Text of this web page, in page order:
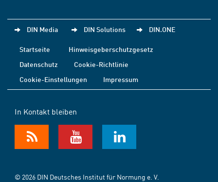
DIN Media DIN Solutions DIN.ONE
Startseite
Hinweisgeberschutzgesetz
Datenschutz
Cookie-Richtlinie
Cookie-Einstellungen
Impressum
In Kontakt bleiben
© 2026 DIN Deutsches Institut für Normung e. V.